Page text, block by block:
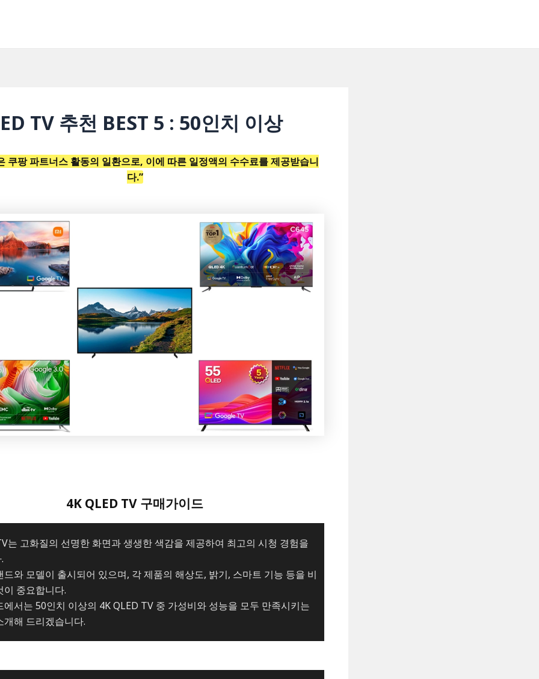
TV 추천 BEST 5 : 50인치 이상
쿠팡 파트너스 활동의 일환으로, 이에 따른 일정액의 수수료를 제공받습니
다.”
4K QLED TV 구매가이드
는 고화질의 선명한 화면과 생생한 색감을 제공하여 최고의 시청 경험을
드와 모델이 출시되어 있으며, 각 제품의 해상도, 밝기, 스마트 기능 등을 비
이 중요합니다.
에서는 50인치 이상의 4K QLED TV 중 가성비와 성능을 모두 만족시키는
개해 드리겠습니다.